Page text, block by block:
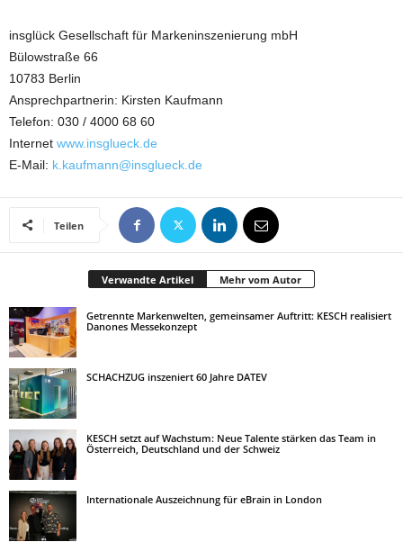
insglück Gesellschaft für Markeninszenierung mbH
Bülowstraße 66
10783 Berlin
Ansprechpartnerin: Kirsten Kaufmann
Telefon: 030 / 4000 68 60
Internet www.insglueck.de
E-Mail: k.kaufmann@insglueck.de
Teilen
Verwandte Artikel Mehr vom Autor
Getrennte Markenwelten, gemeinsamer Auftritt: KESCH realisiert
Danones Messekonzept
SCHACHZUG inszeniert 60 Jahre DATEV
KESCH setzt auf Wachstum: Neue Talente stärken das Team in
Österreich, Deutschland und der Schweiz
Internationale Auszeichnung für eBrain in London